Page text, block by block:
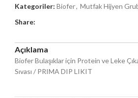
Kategoriler: Biofer, Mutfak Hijyen
Share:
Açıklama
Biofer Bulaşıklar için Protein ve Leke
Sıvası / PRIMA DIP LIKIT